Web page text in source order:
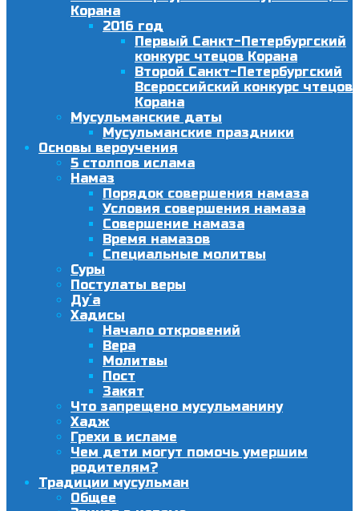
Корана
2016 год
Первый Санкт-Петербургский
конкурс чтецов Корана
Второй Санкт-Петербургский
Всероссийский конкурс чтецов
Корана
Мусульманские даты
Мусульманские праздники
Основы вероучения
5 столпов ислама
Намаз
Порядок совершения намаза
Условия совершения намаза
Совершение намаза
Время намазов
Специальные молитвы
Суры
Постулаты веры
Ду´а
Хадисы
Начало откровений
Вера
Молитвы
Пост
Закят
Что запрещено мусульманину
Хадж
Грехи в исламе
Чем дети могут помочь умершим
родителям?
Традиции мусульман
Общее